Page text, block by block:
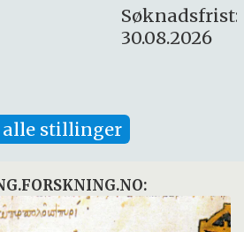
alle stillinger